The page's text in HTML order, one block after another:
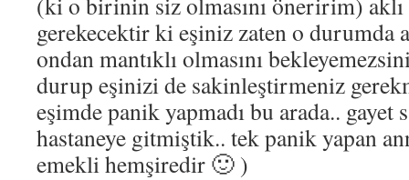
gerekecektir ki eşiniz zaten o durumda
ondan mantıklı olmasını
durup eşinizi de sakinleştirmeniz
eşimde panik yapmadı bu arada..
hastaneye gitmiştik.. tek panik yapan
emekli hemşiredir 🙂 )